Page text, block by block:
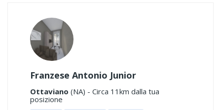
Franzese Antonio Junior
Ottaviano (NA) - Circa 11km dalla tua
posizione